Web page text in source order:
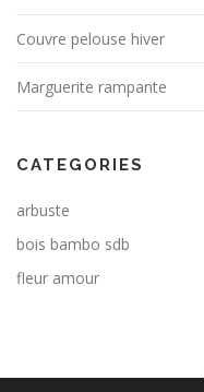
Couvre pelouse hiver
Marguerite rampante
CATEGORIES
arbuste
bois bambo sdb
fleur amour